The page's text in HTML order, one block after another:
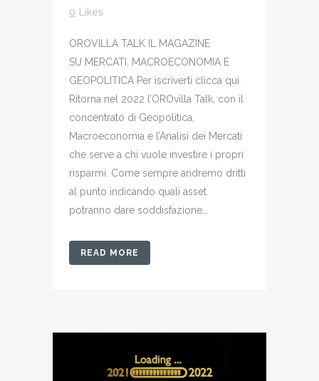
0
Likes
OROVILLA TALK IL MAGAZINE
SU MERCATI, MACROECONOMIA E
GEOPOLITICA Per iscriverti clicca qui
Ritorna nel 2022 l’OROvilla Talk, con il
concentrato di Geopolitica,
Macroeconomia e l’Analisi dei Mercati
che serve a chi vuole investire i propri
risparmi. Come sempre andremo dritti
al punto indicando quali asset
potranno dare soddisfazione...
READ MORE